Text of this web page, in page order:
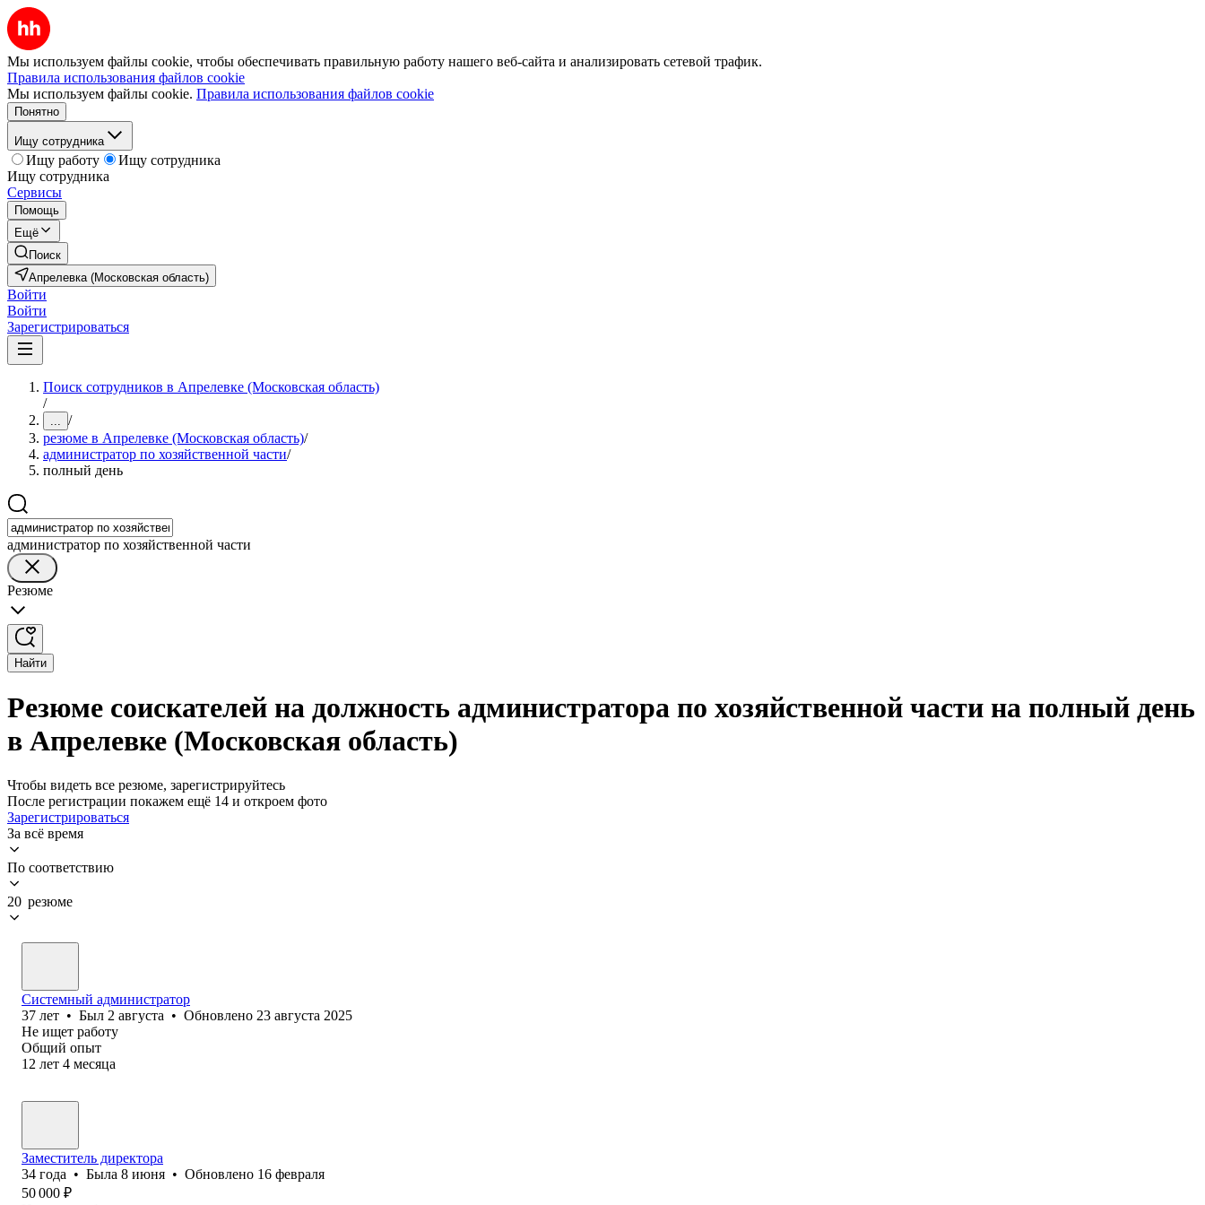
Мы используем файлы cookie, чтобы обеспечивать правильную работу нашего веб-сайта и анализировать сетевой трафик.
Правила использования файлов cookie
Мы используем файлы cookie. Правила использования файлов cookie
Понятно
Ищу сотрудника
Ищу работу
Ищу сотрудника
Ищу сотрудника
Сервисы
Помощь
Ещё
Поиск
Апрелевка (Московская область)
Войти
Войти
Зарегистрироваться
Поиск сотрудников в Апрелевке (Московская область)
/
... /
резюме в Апрелевке (Московская область)/
администратор по хозяйственной части/
полный день
администратор по хозяйственной части
Резюме
Найти
Резюме соискателей на должность администратора по хозяйственной части на полный день
в Апрелевке (Московская область)
Чтобы видеть все резюме, зарегистрируйтесь
После регистрации покажем ещё 14 и откроем фото
Зарегистрироваться
За всё время
По соответствию
20 резюме
Системный администратор
37 лет • Был 2 августа • Обновлено 23 августа 2025
Не ищет работу
Общий опыт
12 лет 4 месяца
Заместитель директора
34 года • Была 8 июня • Обновлено 16 февраля
50 000 ₽